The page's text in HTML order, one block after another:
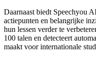
Daarnaast biedt Speechyou
actiepunten en belangrijke
hun lessen verder te
100 talen en detecteert
maakt voor internationale